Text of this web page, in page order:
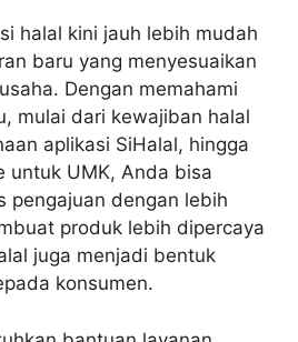
halal kini jauh lebih mudah
baru yang menyesuaikan
Dengan memahami
mulai dari kewajiban halal
aplikasi SiHalal, hingga
untuk UMK, Anda bisa
pengajuan dengan lebih
produk lebih dipercaya
juga menjadi bentuk
konsumen.